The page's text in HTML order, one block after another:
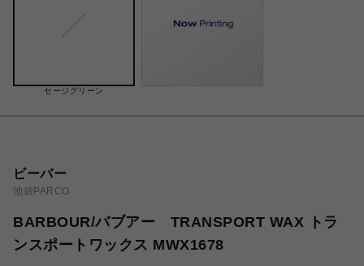
セージグリーン
ビーバー
池袋PARCO
BARBOUR/バブアー TRANSPORT WAX トラ
ンスポートワックス MWX1678